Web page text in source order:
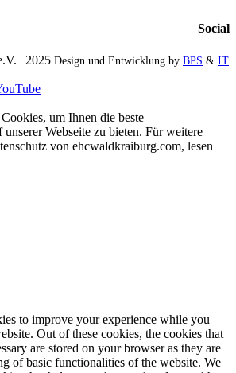
Social
| 2025 Design und Entwicklung by BPS & IT
um Ihnen die beste
Webseite zu bieten. Für weitere
von ehcwaldkraiburg.com, lesen
to improve your experience while you
Out of these cookies, the cookies that
are stored on your browser as they are
of basic functionalities of the website. We